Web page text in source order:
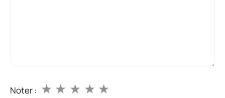
Noter : ★
★
★
★
★